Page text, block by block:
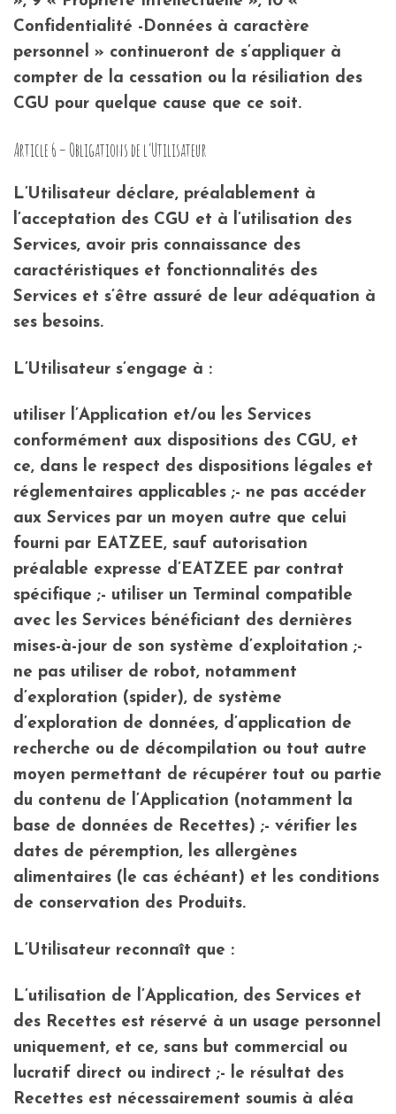
Confidentialité -Données à caractère
personnel » continueront de s’appliquer à
compter de la cessation ou la résiliation des
CGU pour quelque cause que ce soit.
Article 6 – Obligations de l’Utilisateur
L’Utilisateur déclare, préalablement à
l’acceptation des CGU et à l’utilisation des
Services, avoir pris connaissance des
caractéristiques et fonctionnalités des
Services et s’être assuré de leur adéquation à
ses besoins.
L’Utilisateur s’engage à :
utiliser l’Application et/ou les Services
conformément aux dispositions des CGU, et
ce, dans le respect des dispositions légales et
réglementaires applicables ;- ne pas accéder
aux Services par un moyen autre que celui
fourni par EATZEE, sauf autorisation
préalable expresse d’EATZEE par contrat
spécifique ;- utiliser un Terminal compatible
avec les Services bénéficiant des dernières
mises-à-jour de son système d’exploitation ;-
ne pas utiliser de robot, notamment
d’exploration (spider), de système
d’exploration de données, d’application de
recherche ou de décompilation ou tout autre
moyen permettant de récupérer tout ou partie
du contenu de l’Application (notamment la
base de données de Recettes) ;- vérifier les
dates de péremption, les allergènes
alimentaires (le cas échéant) et les conditions
de conservation des Produits.
L’Utilisateur reconnaît que :
L’utilisation de l’Application, des Services et
des Recettes est réservé à un usage personnel
uniquement, et ce, sans but commercial ou
lucratif direct ou indirect ;- le résultat des
Recettes est nécessairement soumis à aléa